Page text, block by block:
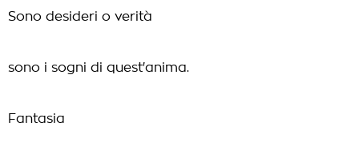
Sono desideri o verità
sono i sogni di quest'anima.
Fantasia